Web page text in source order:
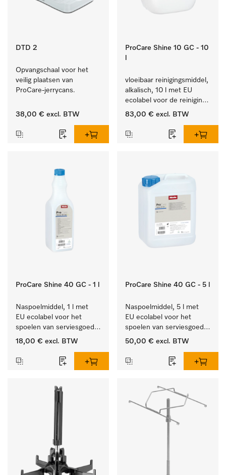
DTD 2
Opvangschaal voor het
veilig plaatsen van
ProCare-jerrycans.
38,00 € excl. BTW
ProCare Shine 10 GC - 10
vloeibaar reinigingsmiddel,
alkalisch, 10 l met EU
ecolabel voor de reiniging
van alledaags vuil op
glazen.
83,00 € excl. BTW
ProCare Shine 40 GC - 1 l
Naspoelmiddel, 1 l met
EU ecolabel voor het
spoelen van serviesgoed,
bestek en glazen.
18,00 € excl. BTW
ProCare Shine 40 GC - 5 l
Naspoelmiddel, 5 l met
EU ecolabel voor het
spoelen van serviesgoed,
bestek en glazen.
50,00 € excl. BTW